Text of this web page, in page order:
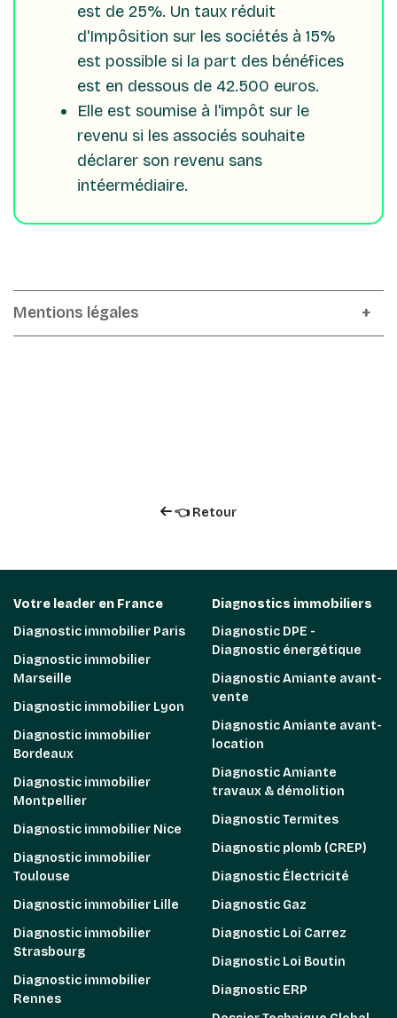
est de 25%. Un taux réduit
d'Impôsition sur les sociétés à 15%
est possible si la part des bénéfices
est en dessous de 42.500 euros.
Elle est soumise à l'impôt sur le
revenu si les associés souhaite
déclarer son revenu sans
intéermédiaire.
Mentions légales
👈 Retour
Votre leader en France
Diagnostic immobilier Paris
Diagnostic immobilier
Marseille
Diagnostic immobilier Lyon
Diagnostic immobilier
Bordeaux
Diagnostic immobilier
Montpellier
Diagnostic immobilier Nice
Diagnostic immobilier
Toulouse
Diagnostic immobilier Lille
Diagnostic immobilier
Strasbourg
Diagnostic immobilier
Rennes
Diagnostics immobiliers
Diagnostic DPE -
Diagnostic énergétique
Diagnostic Amiante avant-
vente
Diagnostic Amiante avant-
location
Diagnostic Amiante
travaux & démolition
Diagnostic Termites
Diagnostic plomb (CREP)
Diagnostic Électricité
Diagnostic Gaz
Diagnostic Loi Carrez
Diagnostic Loi Boutin
Diagnostic ERP